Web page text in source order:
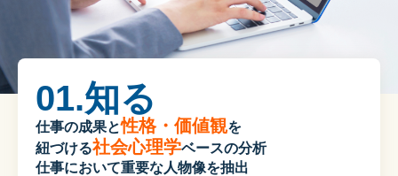
01.知る
仕事の成果と性格・価値観を
紐づける社会心理学ベースの分析
仕事において重要な人物像を抽出